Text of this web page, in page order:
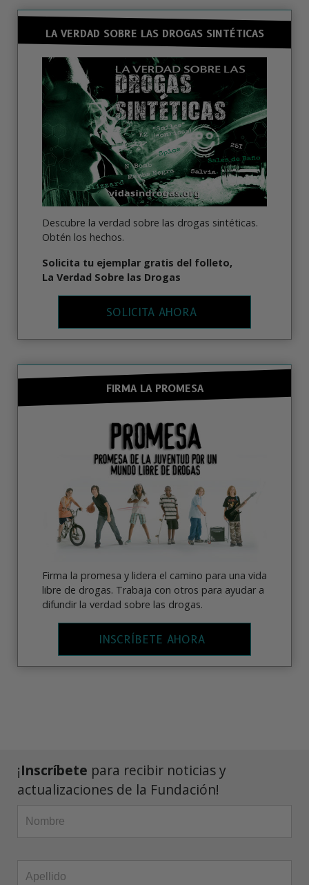
LA VERDAD SOBRE LAS DROGAS SINTÉTICAS
Descubre la verdad sobre las drogas sintéticas.
Obtén los hechos.
Solicita tu ejemplar gratis del folleto,
La Verdad Sobre las Drogas
SOLICITA AHORA
FIRMA LA PROMESA
Firma la promesa y lidera el camino para una vida
libre de drogas. Trabaja con otros para ayudar a
difundir la verdad sobre las drogas.
INSCRÍBETE AHORA
¡Inscríbete para recibir noticias y
actualizaciones de la Fundación!